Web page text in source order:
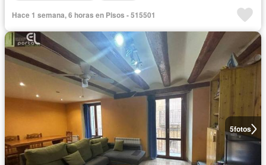
Hace 1 semana, 6 horas en Pisos - 515501
5fotos